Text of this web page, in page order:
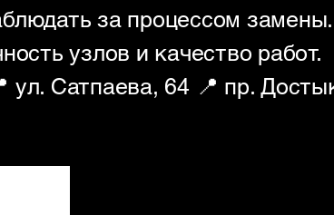
за процессом замены.
узлов и качество работ.
Сатпаева, 64 📍 пр.